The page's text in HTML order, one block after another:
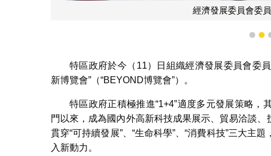
經濟發展委員會委
1 2
特區政府於今（11）日組織經濟發展委員會委
新博覽會”（“BEYOND博覽會”）。
特區政府正積極推進“1+4”適度多元發展策略，
門以來，成為國內外高新科技成果展示、貿易洽談
貫穿“可持續發展”、“生命科學”、“消費科技”三大主
入新動力。